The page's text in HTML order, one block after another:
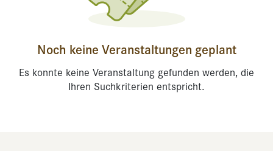
Noch keine Veranstaltungen geplant
Es konnte keine Veranstaltung gefunden werden, die
Ihren Suchkriterien entspricht.